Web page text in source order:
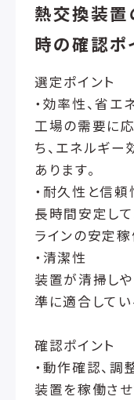
熱交換装置
時の確認ポ
選定ポイント
・効率性、省エ
工場の需要に
ち、エネルギ
あります。
・耐久性と信頼
長時間安定し
ラインの安定稼
・清潔性
装置が清掃し
準に適合してい
確認ポイント
・動作確認、調
装置を稼働さ